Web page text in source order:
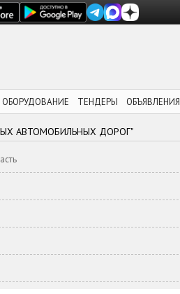
ОБОРУДОВАНИЕ ТЕНДЕРЫ ОБЪЯВЛЕНИЯ
АВТОМОБИЛЬНЫХ ДОРОГ"